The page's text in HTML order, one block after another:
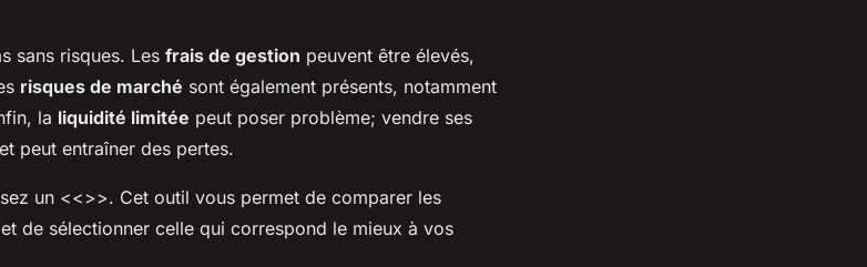
sans risques. Les frais de gestion peuvent être élevés,
risques de marché sont également présents, notamment
la liquidité limitée peut poser problème; vendre ses
peut entraîner des pertes.
un <<>>. Cet outil vous permet de comparer les
de sélectionner celle qui correspond le mieux à vos